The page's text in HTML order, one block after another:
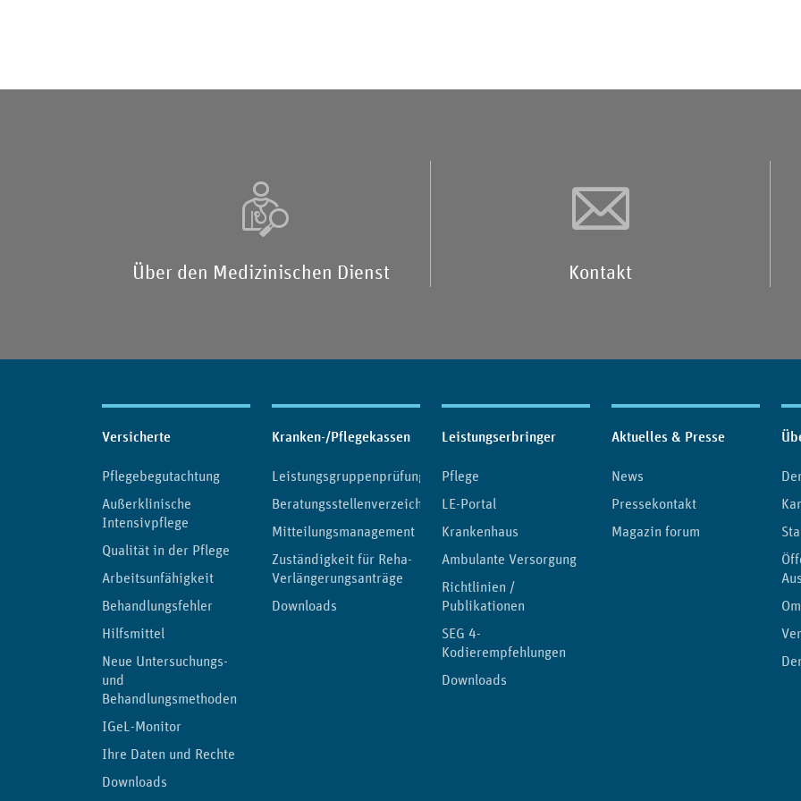
Über den Medizinischen Dienst Kontakt
Inhaltsübersicht
Versicherte
Pflegebegutachtung
Außerklinische
Intensivpflege
Qualität in der Pflege
Arbeitsunfähigkeit
Behandlungsfehler
Hilfsmittel
Neue Untersuchungs-
und
Behandlungsmethoden
IGeL-Monitor
Ihre Daten und Rechte
Downloads
Kranken-/Pflegekassen
Leistungsgruppenprüfung
Beratungsstellenverzeichnis
Mitteilungsmanagement
Zuständigkeit für Reha-
Verlängerungsanträge
Downloads
Leistungserbringer
Pflege
LE-Portal
Krankenhaus
Ambulante Versorgung
Richtlinien /
Publikationen
SEG 4-
Kodierempfehlungen
Downloads
Aktuelles & Presse
News
Pressekontakt
Magazin forum